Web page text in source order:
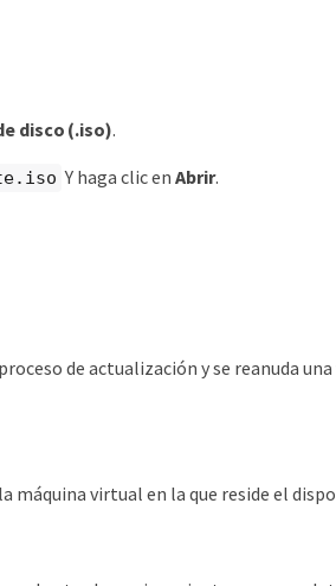
disco (.iso).
Y haga clic en Abrir.
de actualización y se reanuda una
máquina virtual en la que reside el